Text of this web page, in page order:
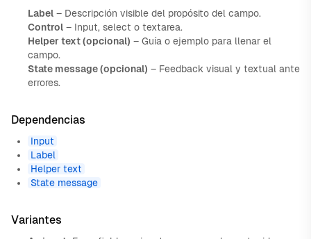
Label – Descripción visible del propósito del campo.
Control – Input, select o textarea.
Helper text (opcional) – Guía o ejemplo para llenar el
campo.
State message (opcional) – Feedback visual y textual ante
errores.
Dependencias
Input
Label
Helper text
State message
Variantes